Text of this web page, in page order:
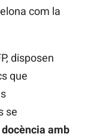
com la
disposen
que
se
amb